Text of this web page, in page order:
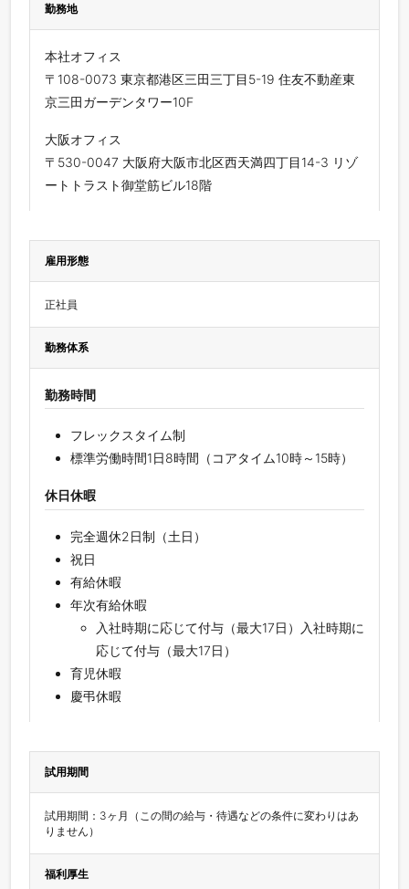
勤務地
本社オフィス
〒108-0073 東京都港区三田三丁目5-19 住友不動産東
京三田ガーデンタワー10F
大阪オフィス
〒530-0047 大阪府大阪市北区西天満四丁目14-3 リゾ
ートトラスト御堂筋ビル18階
雇用形態
正社員
勤務体系
勤務時間
フレックスタイム制
標準労働時間1日8時間（コアタイム10時～15時）
休日休暇
完全週休2日制（土日）
祝日
有給休暇
年次有給休暇
入社時期に応じて付与（最大17日）入社時期に
応じて付与（最大17日）
育児休暇
慶弔休暇
試用期間
試用期間：3ヶ月（この間の給与・待遇などの条件に変わりはあ
りません）
福利厚生